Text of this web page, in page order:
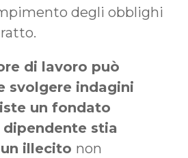
degli obblighi
di lavoro può
svolgere indagini
un fondato
stia
illecito non